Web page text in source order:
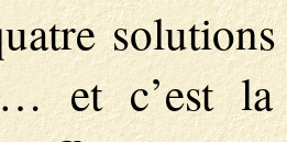
et c’est